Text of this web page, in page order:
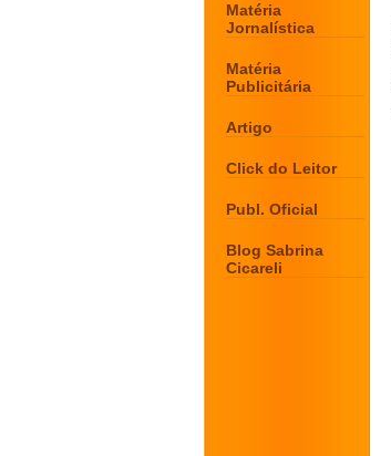
Matéria
Jornalística
Matéria
Publicitária
Artigo
Click do Leitor
Publ. Oficial
Blog Sabrina
Cicareli